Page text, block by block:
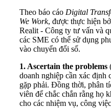
Theo báo cáo Digital
We Work, được thực hiện
Realit - Công ty tư vấn và
các SME có thể sử dụng
vào chuyển đổi số.
1. Ascertain the problems
doanh nghiệp cần xác định
gặp phải. Đồng thời, phân
viên để chắc chắn rằng họ
cho các nhiệm vụ, công